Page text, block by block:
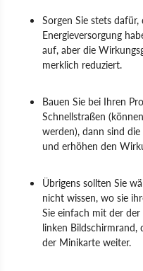
Sorgen Sie stets
Energieversorgung
auf, aber die
merklich reduziert.
Bauen Sie bei Ihren
Schnellstraßen
werden), dann sind
und erhöhen den
Übrigens sollten Sie
nicht wissen, wo sie
Sie einfach mit der
linken Bildschirmrand,
der Minikarte weiter.